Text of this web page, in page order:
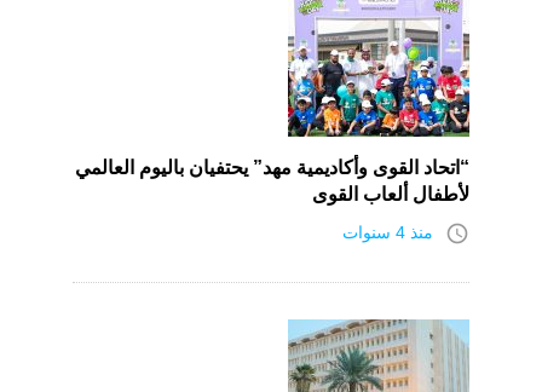
“اتحاد القوى وأكاديمية مهد” يحتفيان باليوم العالمي
لأطفال ألعاب القوى
access_time منذ 4 سنوات